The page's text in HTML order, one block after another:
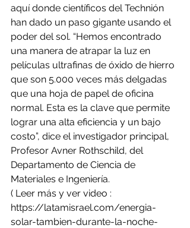
aquí donde científicos del Technión
han dado un paso gigante usando el
poder del sol. “Hemos encontrado
una manera de atrapar la luz en
películas ultrafinas de óxido de hierro
que son 5.000 veces más delgadas
que una hoja de papel de oficina
normal. Esta es la clave que permite
lograr una alta eficiencia y un bajo
costo”, dice el investigador principal,
Profesor Avner Rothschild, del
Departamento de Ciencia de
Materiales e Ingeniería.
( Leer más y ver video :
https://latamisrael.com/energia-
solar-tambien-durante-la-noche-